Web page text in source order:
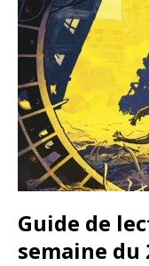
Guide de
semaine du